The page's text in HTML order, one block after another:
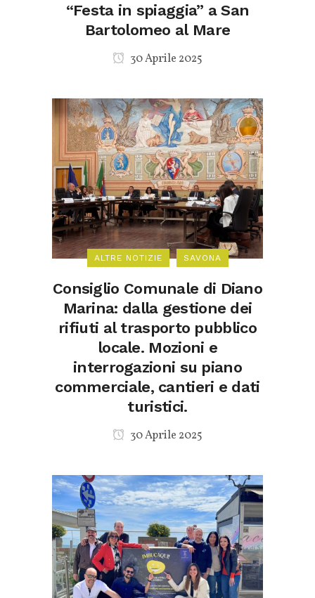
“Festa in spiaggia” a San
Bartolomeo al Mare
30 Aprile 2025
ALTRE NOTIZIE SAVONA
Consiglio Comunale di Diano
Marina: dalla gestione dei
rifiuti al trasporto pubblico
locale. Mozioni e
interrogazioni su piano
commerciale, cantieri e dati
turistici.
30 Aprile 2025